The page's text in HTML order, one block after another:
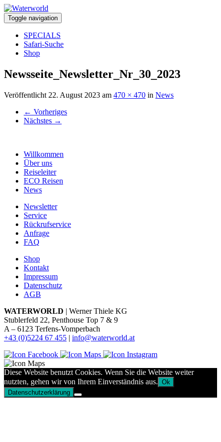
Toggle navigation
SPECIALS
Safari-Suche
Shop
Newsseite_Newsletter_Nr_30_2023
Veröffentlicht 22. August 2023 am 470 × 470 in News
← Vorheriges
Nächstes →
Willkommen
Über uns
Reiseleiter
ECO Reisen
News
Newsletter
Service
Rückrufservice
Anfrage
FAQ
Shop
Kontakt
Impressum
Datenschutz
AGB
WATERWORLD | Werner Thiele KG
Stublerfeld 22, Penthouse Top 7 & 9
A – 6123 Terfens-Vomperbach
+43 (0)5224 67 455 | info@waterworld.at
Diese Website benutzt Cookies. Wenn Sie die Website weiter
nutzten, gehen wir von Ihrem Einverständnis aus. Ok
Datenschutzerklärung